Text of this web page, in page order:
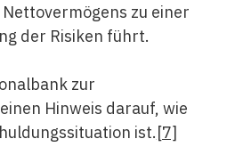
zu einer
der Risiken führt.
zur
Hinweis darauf, wie
ist.[7]